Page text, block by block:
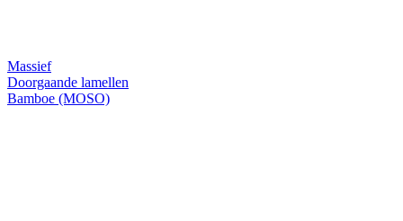
Massief
Doorgaande lamellen
Bamboe (MOSO)